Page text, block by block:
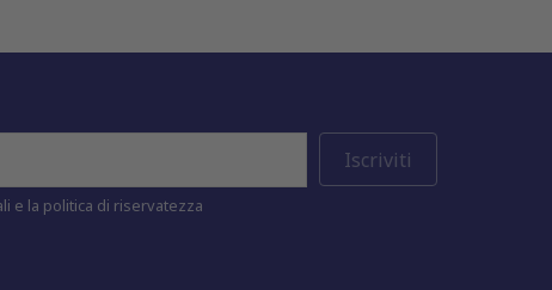
e la politica di riservatezza